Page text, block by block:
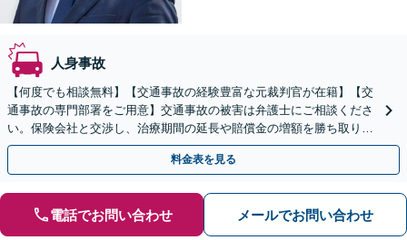
人身事故
【何度でも相談無料】【交通事故の経験豊富な元裁判官が在籍】【交
通事故の専門部署をご用意】交通事故の被害は弁護士にご相談くださ
い。保険会社と交渉し、治療期間の延長や賠償金の増額を勝ち取りま
す。後遺障害の等級認定の手続きなどもお任せください。
料金表を見る
電話でお問い合わせ メールでお問い合わせ